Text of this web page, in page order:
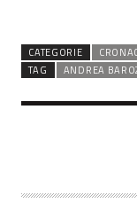
CATEGORIE
TAG
ANDREA